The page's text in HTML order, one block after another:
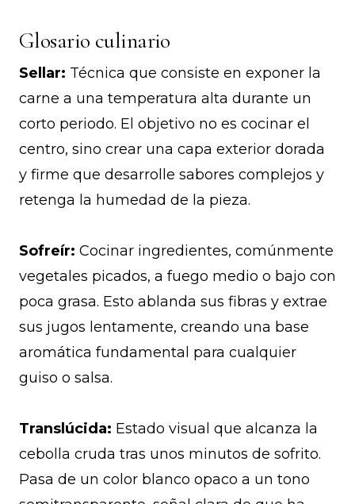
Glosario culinario
Sellar: Técnica que consiste en exponer la
carne a una temperatura alta durante un
corto periodo. El objetivo no es cocinar el
centro, sino crear una capa exterior dorada
y firme que desarrolle sabores complejos y
retenga la humedad de la pieza.
Sofreír: Cocinar ingredientes, comúnmente
vegetales picados, a fuego medio o bajo con
poca grasa. Esto ablanda sus fibras y extrae
sus jugos lentamente, creando una base
aromática fundamental para cualquier
guiso o salsa.
Translúcida: Estado visual que alcanza la
cebolla cruda tras unos minutos de sofrito.
Pasa de un color blanco opaco a un tono